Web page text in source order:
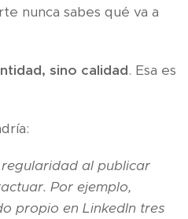
nunca sabes qué va a
sino calidad. Esa es
al publicar
Por ejemplo,
propio en LinkedIn tres